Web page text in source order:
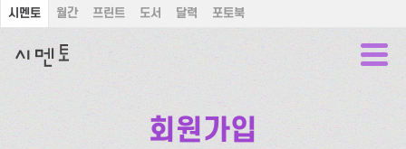
시멘토 월간 프린트 도서 달력 포토북
회원가입